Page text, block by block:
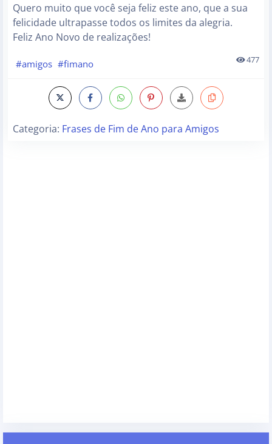
Quero muito que você seja feliz este ano, que a sua
felicidade ultrapasse todos os limites da alegria.
Feliz Ano Novo de realizações!
#amigos #fimano 477
Categoria: Frases de Fim de Ano para Amigos